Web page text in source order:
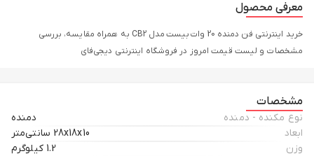
معرفی محصول
خرید اینترنتی فن دمنده 20 وات بیست مدل CB2 به همراه مقایسه، بررسی
مشخصات و لیست قیمت امروز در فروشگاه اینترنتی دیجی‌فای
مشخصات
نوع مکنده - دمنده
دمنده
ابعاد
28x18x10 سانتی‌متر
وزن
1.2 کیلوگرم